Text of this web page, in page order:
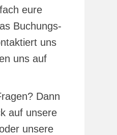
eure
Buchungs-
uns
uns auf
Dann
auf unsere
unsere